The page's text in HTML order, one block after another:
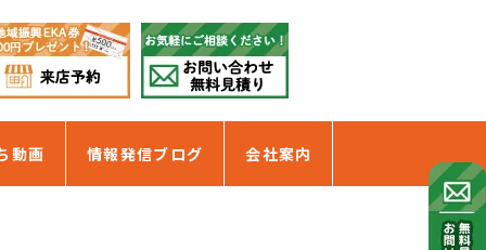
動画 情報発信ブログ 会社案内